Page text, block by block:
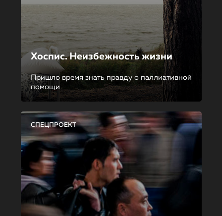
Хоспис. Неизбежность жизни
Пришло время знать правду о паллиативной
помощи
СПЕЦПРОЕКТ